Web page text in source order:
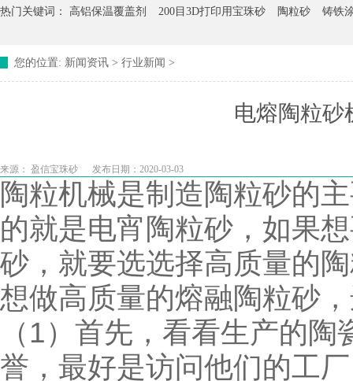
热门关键词： 高铝保温覆盖剂 200目3D打印用宝珠砂 陶粒砂 铸铁
您的位置: 新闻资讯 > 行业新闻 >
电熔陶粒砂
来源： 盈信宝珠砂 发布日期：2020-03-03
陶粒机械是制造陶粒砂的
的就是电宵陶粒砂，如果
砂，就要选选择高质量的
想做高质量的熔融陶粒砂
（1）首先，看看生产的
誉，最好是访问他们的工